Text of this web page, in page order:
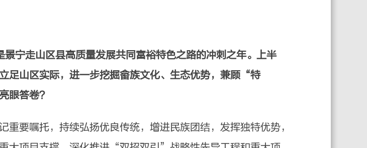
走山区县高质量发展共同富裕特色之路的冲刺之年。上半
足山区实际，进一步挖掘畲族文化、生态优势，兼顾“特
眼答卷？
重要嘱托，持续弘扬优良传统，增进民族团结，发挥独特优势，